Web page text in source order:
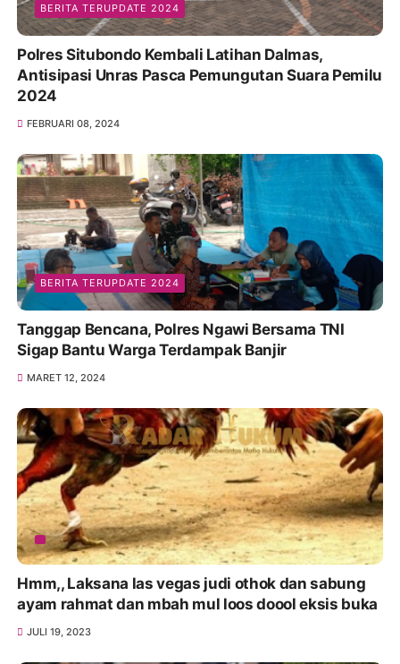
BERITA TERUPDATE 2024
Polres Situbondo Kembali Latihan Dalmas,
Antisipasi Unras Pasca Pemungutan Suara Pemilu
2024
FEBRUARI 08, 2024
BERITA TERUPDATE 2024
Tanggap Bencana, Polres Ngawi Bersama TNI
Sigap Bantu Warga Terdampak Banjir
MARET 12, 2024
Hmm,, Laksana las vegas judi othok dan sabung
ayam rahmat dan mbah mul loos doool eksis buka
JULI 19, 2023